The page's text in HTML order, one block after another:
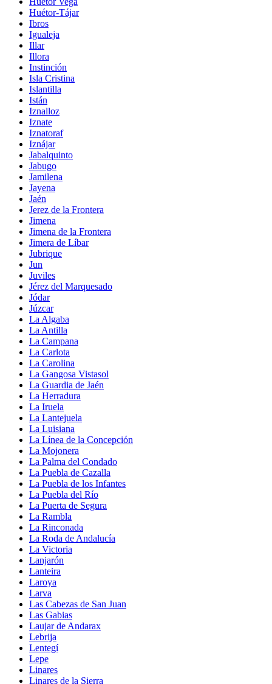
Huétor-Tájar
Ibros
Igualeja
Illar
Illora
Instinción
Isla Cristina
Islantilla
Istán
Iznalloz
Iznate
Iznatoraf
Iznájar
Jabalquinto
Jabugo
Jamilena
Jayena
Jaén
Jerez de la Frontera
Jimena
Jimena de la Frontera
Jimera de Líbar
Jubrique
Jun
Juviles
Jérez del Marquesado
Jódar
Júzcar
La Algaba
La Antilla
La Campana
La Carlota
La Carolina
La Gangosa Vistasol
La Guardia de Jaén
La Herradura
La Iruela
La Lantejuela
La Luisiana
La Línea de la Concepción
La Mojonera
La Palma del Condado
La Puebla de Cazalla
La Puebla de los Infantes
La Puebla del Río
La Puerta de Segura
La Rambla
La Rinconada
La Roda de Andalucía
La Victoria
Lanjarón
Lanteira
Laroya
Larva
Las Cabezas de San Juan
Las Gabias
Laujar de Andarax
Lebrija
Lentegí
Lepe
Linares
Linares de la Sierra